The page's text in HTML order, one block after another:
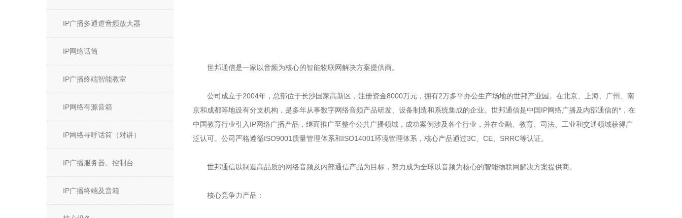
IP广播多通道音频放大器
IP网络话筒
IP广播终端智能教室
IP网络有源音箱
IP网络寻呼话筒（对讲）
IP广播服务器、控制台
IP广播终端及音箱
世邦通信是一家以音频为核心的智能物联网解决方案提供商。
公司成立于2004年，总部位于长沙国家高新区，注册资金8000万元，拥有2万多平办公生产场地的世邦产业园。在北京、上海、广州、南
京和成都等地设有分支机构，是多年从事数字网络音频产品研发、设备制造和系统集成的企业。世邦通信是中国IP网络广播及内部通信的*，在
中国教育行业引入IP网络广播产品，继而推广至整个公共广播领域，成功案例涉及各个行业，并在金融、教育、司法、工业和交通领域获得广
泛认可。公司严格遵循ISO9001质量管理体系和ISO14001环境管理体系，核心产品通过3C、CE、SRRC等认证。
世邦通信以制造高品质的网络音频及内部通信产品为目标，努力成为全球以音频为核心的智能物联网解决方案提供商。
核心竞争力产品：